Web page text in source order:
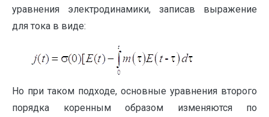
уравнения электродинамики, записав выражение
для тока в виде:
Но при таком подходе, основные уравнения второго
порядка коренным образом изменяются по